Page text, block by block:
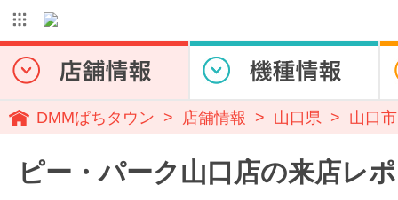
DMMぱちタウン 店舗情報 山口県 山口市
ピー・パーク山口店の来店レ